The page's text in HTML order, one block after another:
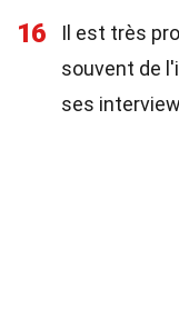
16
Il est très
souvent de
ses